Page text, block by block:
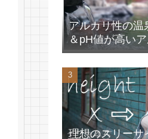
アルカリ性の温
＆pH値が高い
ト
理想のスリーサ